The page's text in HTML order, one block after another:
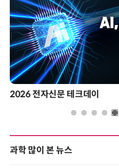
2026 전자신문 테크데이
과학 많이 본 뉴스